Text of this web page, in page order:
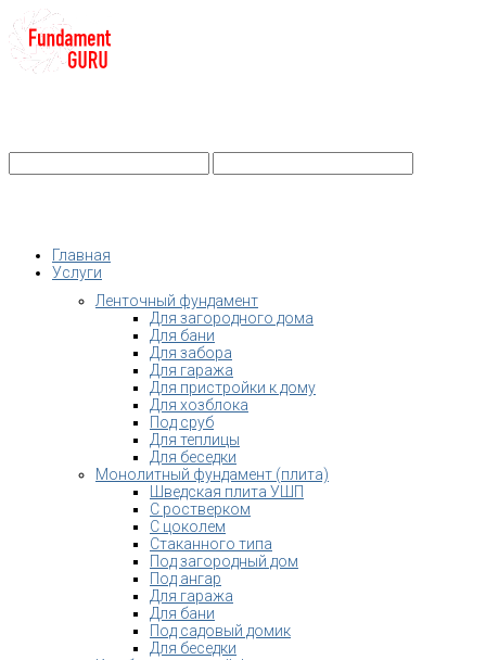
Главная
Услуги
Ленточный фундамент
Для загородного дома
Для бани
Для забора
Для гаража
Для пристройки к дому
Для хозблока
Под сруб
Для теплицы
Для беседки
Монолитный фундамент (плита)
Шведская плита УШП
С ростверком
С цоколем
Стаканного типа
Под загородный дом
Под ангар
Для гаража
Для бани
Под садовый домик
Для беседки